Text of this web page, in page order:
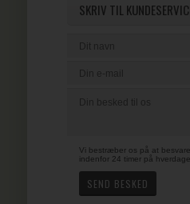
SKRIV TIL
Vi bestræber os på at
indenfor 24 timer på hverdage.